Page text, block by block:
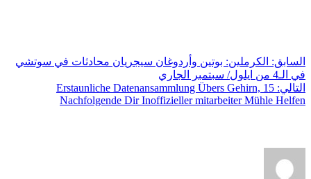
السابق: الكرملين: بوتين وأردوغان سيجريان محادثات في سوتشي
في الـ4 من ايلول/ سبتمبر الجاري
التالي:
15 Erstaunliche Datenansammlung Übers Gehirn,
Nachfolgende Dir Inoffizieller mitarbeiter Mühle Helfen